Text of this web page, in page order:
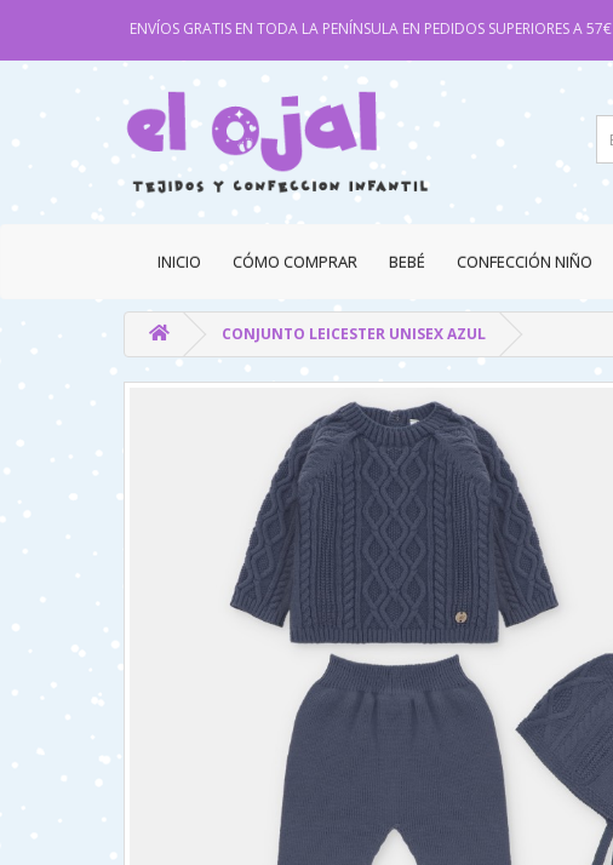
ENVÍOS GRATIS EN TODA LA PENÍNSULA EN PEDIDOS SUPERIORES A 57€
INICIO CÓMO COMPRAR BEBÉ CONFECCIÓN NIÑO
CONJUNTO LEICESTER UNISEX AZUL